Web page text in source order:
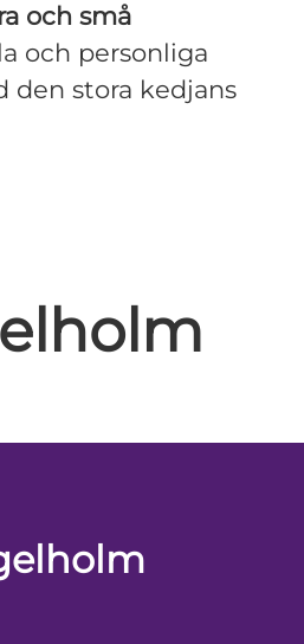
och små
och personliga
den stora kedjans